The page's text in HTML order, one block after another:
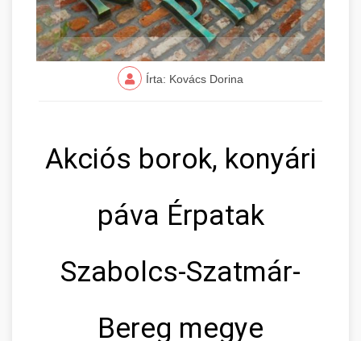
Írta: Kovács Dorina
Akciós borok, konyári
páva Érpatak
Szabolcs-Szatmár-
Bereg megye